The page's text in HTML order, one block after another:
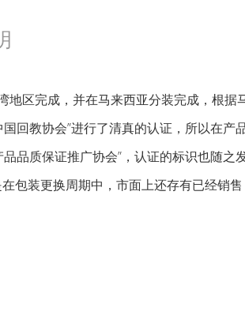
区完成，并在马来西亚分装完成，根据
回教协会”进行了清真的认证，所以在产
品质保证推广协会”，认证的标识也随之
包装更换周期中，市面上还存有已经销售